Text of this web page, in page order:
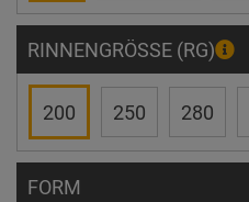
RINNENGRÖSSE (RG)
200 250 280
FORM